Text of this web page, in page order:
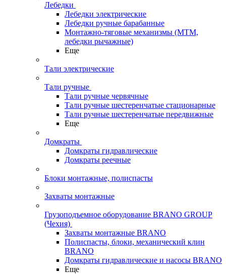
Лебедки
Лебедки электрические
Лебедки ручные барабанные
Монтажно-тяговые механизмы (МТМ,
лебедки рычажные)
Еще
Тали электрические
Тали ручные
Тали ручные червячные
Тали ручные шестеренчатые стационарные
Тали ручные шестеренчатые передвижные
Еще
Домкраты
Домкраты гидравлические
Домкраты реечные
Блоки монтажные, полиспасты
Захваты монтажные
Грузоподъемное оборудование BRANO GROUP
(Чехия)
Захваты монтажные BRANO
Полиспасты, блоки, механический клин
BRANO
Домкраты гидравлические и насосы BRANO
Еще